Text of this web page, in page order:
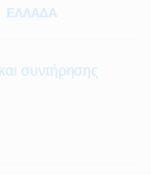
ΕΛΛΑΔΑ
συντήρησης